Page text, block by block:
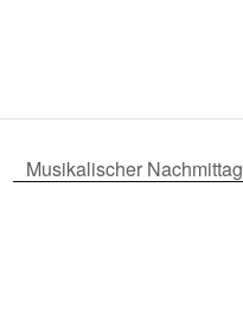
Musikalischer Nachmittag